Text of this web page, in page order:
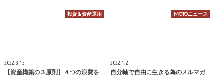
投資＆資産運用
2022.3.15
【資産構築の３原則】４つの浪費を
MOTOニュース
2022.1.2
自分軸で自由に生きる為のメルマガ